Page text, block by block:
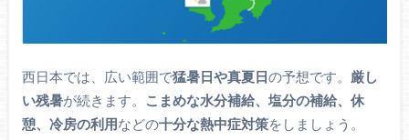
西日本では、広い範囲で猛暑日や真夏日の予想です。 厳し
い残暑が続きます。 こまめな水分補給、塩分の補給、休
憩、冷房の利用などの十分な熱中症対策をしましょう。